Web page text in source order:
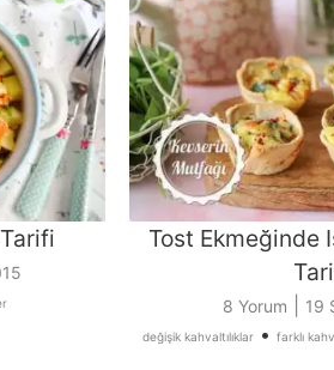
Tost Ekmeğinde
8 Yorum 19
değişik kahvaltılıklar • farklı